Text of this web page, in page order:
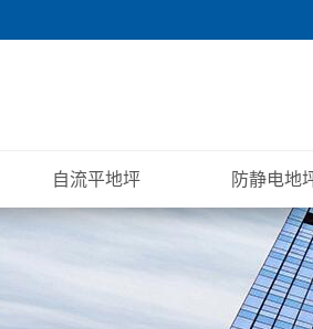
自流平地坪 防静电地